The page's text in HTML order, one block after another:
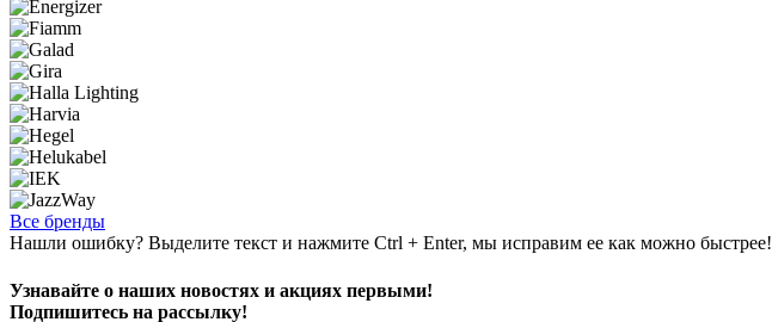
Все бренды
Нашли ошибку? Выделите текст и нажмите Ctrl + Enter, мы исправим ее как можно быстрее!
Узнавайте о наших новостях и акциях первыми!
Подпишитесь на рассылку!